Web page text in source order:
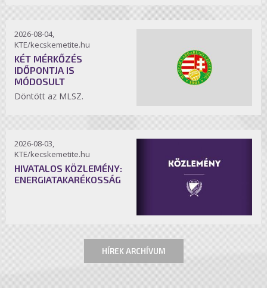
2026-08-04,
KTE/kecskemetite.hu
KÉT MÉRKŐZÉS
IDŐPONTJA IS
MÓDOSULT
Döntött az MLSZ.
2026-08-03,
KTE/kecskemetite.hu
HIVATALOS KÖZLEMÉNY:
ENERGIATAKARÉKOSSÁG
HÍREK ARCHÍVUM